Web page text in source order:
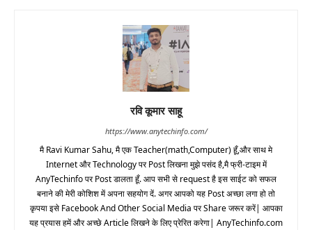
रवि कूमार साहू
https://www.anytechinfo.com/
मै Ravi Kumar Sahu, मै एक Teacher(math,Computer) हूँ,और साथ मे
Internet और Technology पर Post लिखना मुझे पसंद है,मै फ्री-टाइम में
AnyTechinfo पर Post डालता हूँ. आप सभी से request है इस साईट को सफल
बनाने की मेरी कोशिश में अपना सहयोग दें. अगर आपको यह Post अच्छा लगा हो तो
कृपया इसे Facebook And Other Social Media पर Share जरूर करें| आपका
यह प्रयास हमें और अच्छे Article लिखने के लिए प्रेरित करेगा| AnyTechinfo.com